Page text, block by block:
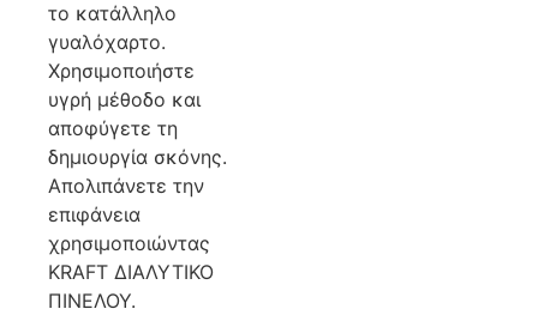
το κατάλληλο
γυαλόχαρτο.
Χρησιμοποιήστε
υγρή μέθοδο και
αποφύγετε τη
δημιουργία σκόνης.
Απολιπάνετε την
επιφάνεια
χρησιμοποιώντας
KRAFT ΔΙΑΛΥΤΙΚΟ
ΠΙΝΕΛΟΥ.